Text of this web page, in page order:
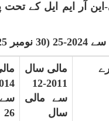
این آر ایم ایل کے
مالی سال
2011-12
سے مالی
سال